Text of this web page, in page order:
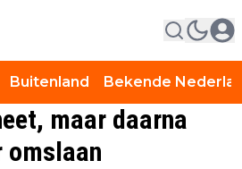
Buitenland Bekende
maar daarna
omslaan